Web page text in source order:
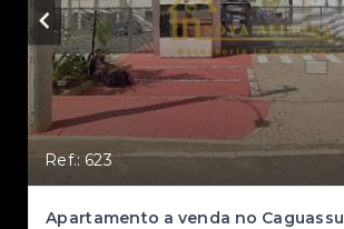
Ref.: 623
Apartamento a venda no Caguassu